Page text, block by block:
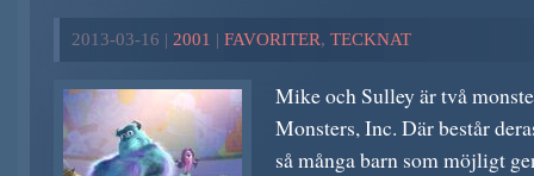
2013-03-16 | 2001 | FAVORITER, TECKNAT
Mike och Sulley är två
Monsters, Inc. Där består
så många barn som möjligt